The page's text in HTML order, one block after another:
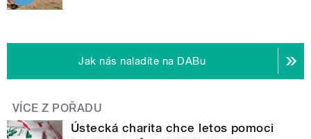
Jak nás naladíte na DABu
VÍCE Z POŘADU
Ústecká charita chce letos pomoci